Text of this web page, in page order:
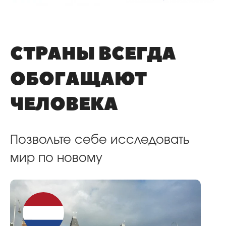
СТРАНЫ ВСЕГДА
ОБОГАЩАЮТ
ЧЕЛОВЕКА
Позвольте себе исследовать
мир по новому